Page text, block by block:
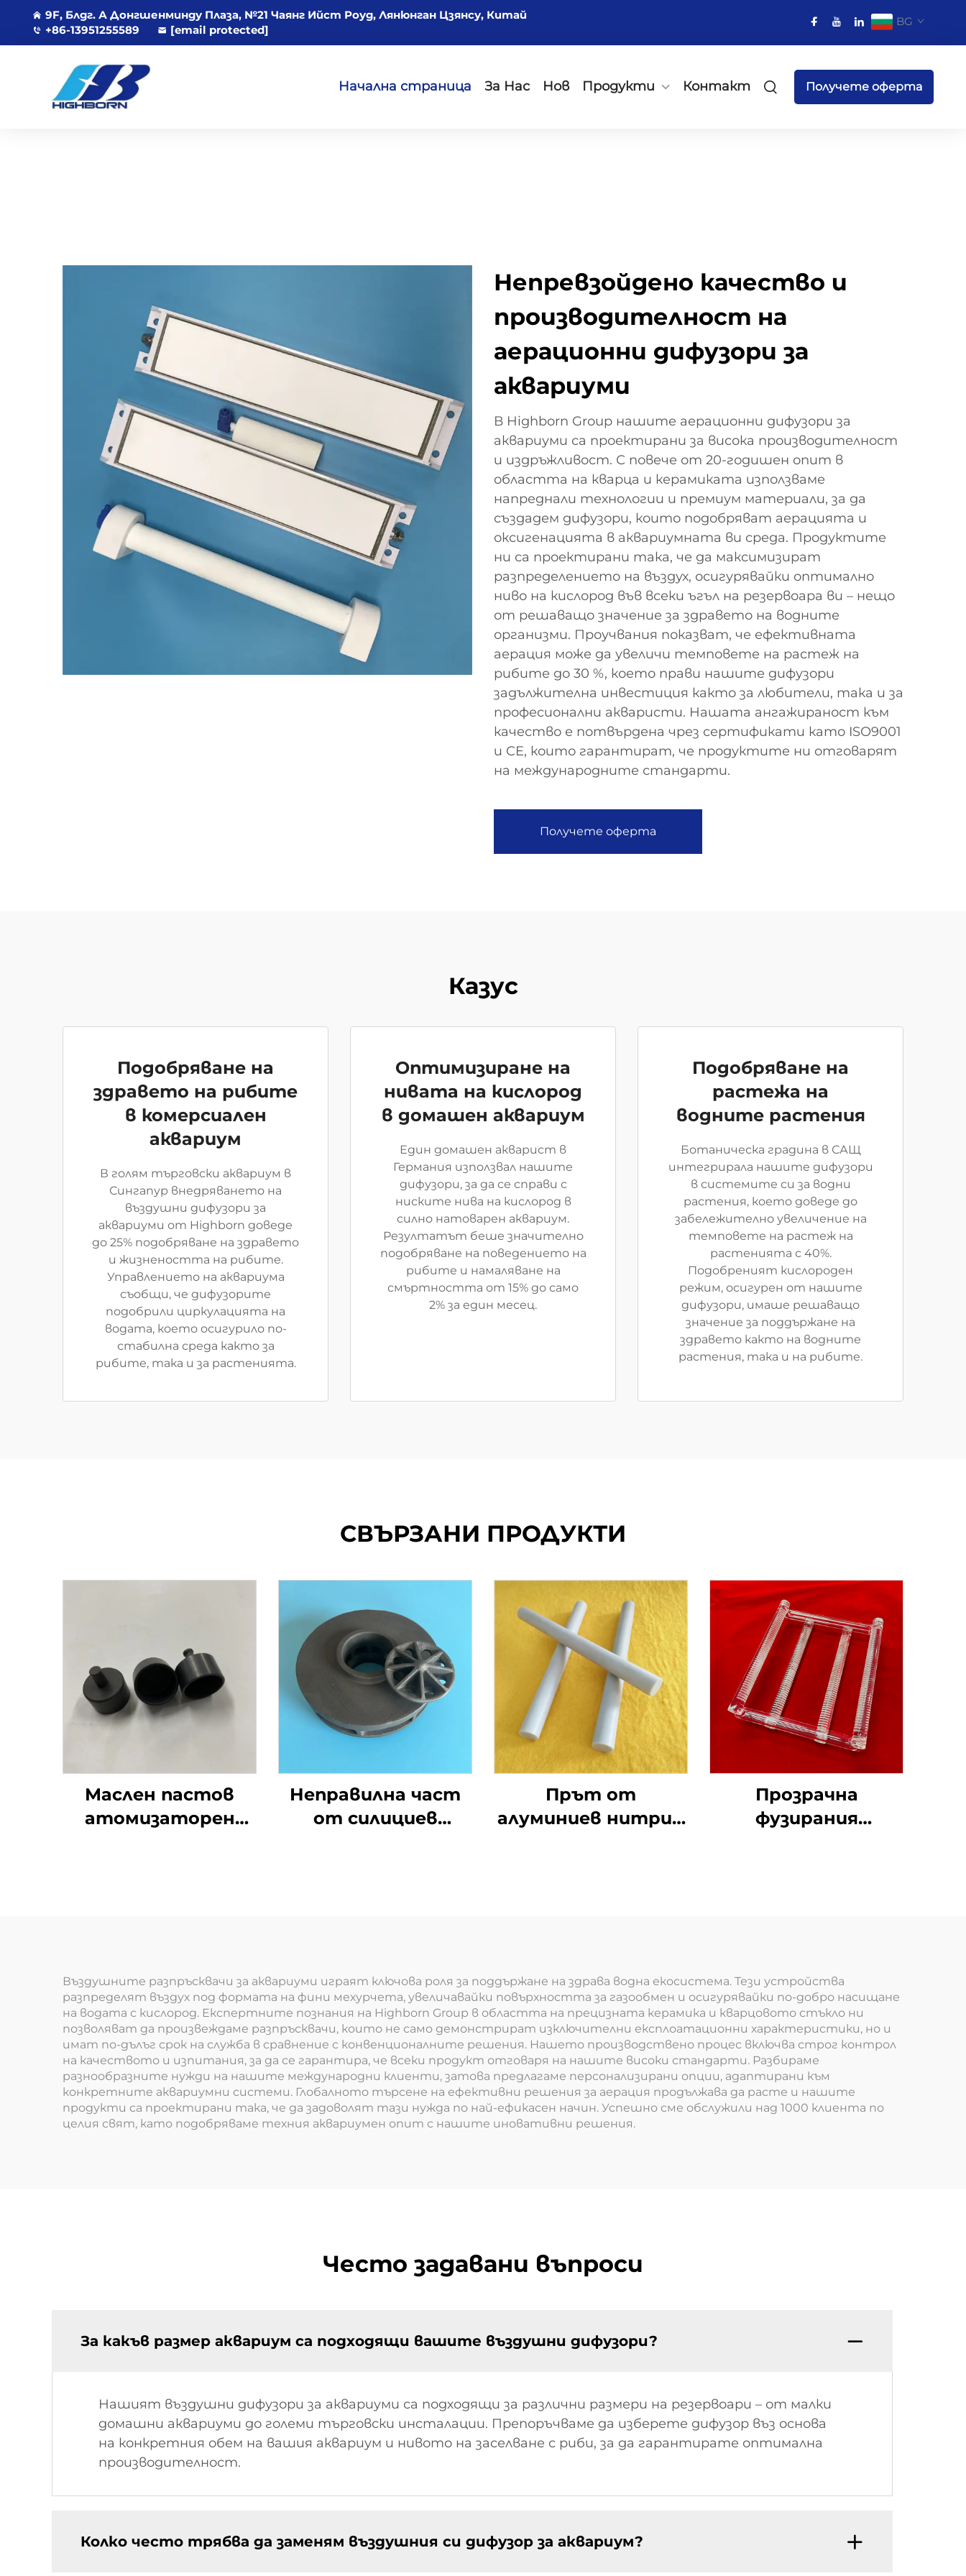
9F, Блдг. А Донгшенминду Плаза, №21 Чаянг Ийст Роуд, Лянюнган Цзянсу, Китай
+86-13951255589
[email protected]
BG
Начална страница За Нас Нов Продукти Контакт Получете оферта
Непревзойдено качество и
производителност на
аерационни дифузори за
аквариуми
В Highborn Group нашите аерационни дифузори за
аквариуми са проектирани за висока производителност
и издръжливост. С повече от 20-годишен опит в
областта на кварца и керамиката използваме
напреднали технологии и премиум материали, за да
създадем дифузори, които подобряват аерацията и
оксигенацията в аквариумната ви среда. Продуктите
ни са проектирани така, че да максимизират
разпределението на въздух, осигурявайки оптимално
ниво на кислород във всеки ъгъл на резервоара ви – нещо
от решаващо значение за здравето на водните
организми. Проучвания показват, че ефективната
аерация може да увеличи темповете на растеж на
рибите до 30 %, което прави нашите дифузори
задължителна инвестиция както за любители, така и за
професионални акваристи. Нашата ангажираност към
качество е потвърдена чрез сертификати като ISO9001
и CE, които гарантират, че продуктите ни отговарят
на международните стандарти.
Получете оферта
Казус
Подобряване на
здравето на рибите
в комерсиален
аквариум
В голям търговски аквариум в
Сингапур внедряването на
въздушни дифузори за
аквариуми от Highborn доведе
до 25% подобряване на здравето
и жизнеността на рибите.
Управлението на аквариума
съобщи, че дифузорите
подобрили циркулацията на
водата, което осигурило по-
стабилна среда както за
рибите, така и за растенията.
Оптимизиране на
нивата на кислород
в домашен аквариум
Един домашен акварист в
Германия използвал нашите
дифузори, за да се справи с
ниските нива на кислород в
силно натоварен аквариум.
Резултатът беше значително
подобряване на поведението на
рибите и намаляване на
смъртността от 15% до само
2% за един месец.
Подобряване на
растежа на
водните растения
Ботаническа градина в САЩ
интегрирала нашите дифузори
в системите си за водни
растения, което доведе до
забележително увеличение на
темповете на растеж на
растенията с 40%.
Подобреният кислороден
режим, осигурен от нашите
дифузори, имаше решаващо
значение за поддържане на
здравето както на водните
растения, така и на рибите.
СВЪРЗАНИ ПРОДУКТИ
Маслен пастов
атомизаторен
Неправилна част
от силициев
Прът от
алуминиев нитрид
Прозрачна
фузирания
Въздушните разпръсквачи за аквариуми играят ключова роля за поддържане на здрава водна екосистема. Тези устройства
разпределят въздух под формата на фини мехурчета, увеличавайки повърхността за газообмен и осигурявайки по-добро насищане
на водата с кислород. Експертните познания на Highborn Group в областта на прецизната керамика и кварцовото стъкло ни
позволяват да произвеждаме разпръсквачи, които не само демонстрират изключителни експлоатационни характеристики, но и
имат по-дълъг срок на служба в сравнение с конвенционалните решения. Нашето производствено процес включва строг контрол
на качеството и изпитания, за да се гарантира, че всеки продукт отговаря на нашите високи стандарти. Разбираме
разнообразните нужди на нашите международни клиенти, затова предлагаме персонализирани опции, адаптирани към
конкретните аквариумни системи. Глобалното търсене на ефективни решения за аерация продължава да расте и нашите
продукти са проектирани така, че да задоволят тази нужда по най-ефикасен начин. Успешно сме обслужили над 1000 клиента по
целия свят, като подобряваме техния аквариумен опит с нашите иновативни решения.
Често задавани въпроси
За какъв размер аквариум са подходящи вашите въздушни дифузори?
Нашият въздушни дифузори за аквариуми са подходящи за различни размери на резервоари – от малки
домашни аквариуми до големи търговски инсталации. Препоръчваме да изберете дифузор въз основа
на конкретния обем на вашия аквариум и нивото на заселване с риби, за да гарантирате оптимална
производителност.
Колко често трябва да заменям въздушния си дифузор за аквариум?